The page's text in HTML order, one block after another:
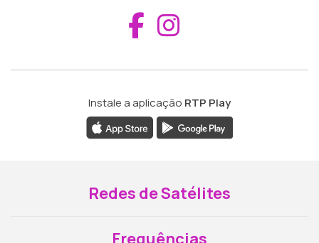
Aceder ao
Instale a aplicação RTP Play
Redes de Satélites
Frequências